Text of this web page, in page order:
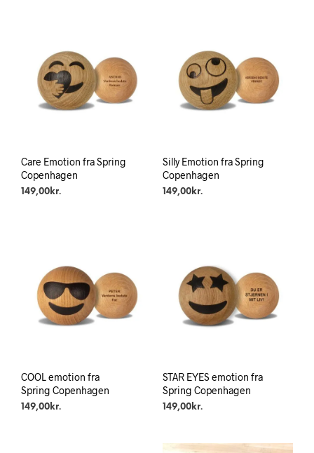
Care Emotion fra Spring
Copenhagen
149,00 kr.
Silly Emotion fra Spring
Copenhagen
149,00kr.
COOL emotion fra
Spring Copenhagen
149,00 kr.
STAR EYES emotion fra
Spring Copenhagen
149,00kr.